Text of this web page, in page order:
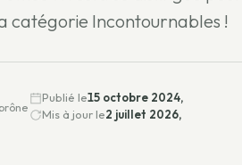
catégorie Incontournables !
Publié le15 octobre 2024,
Mis à jour le2 juillet 2026,